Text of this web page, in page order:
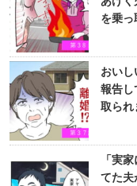
を乗
おい
報告し
取られ
「実
てた夫